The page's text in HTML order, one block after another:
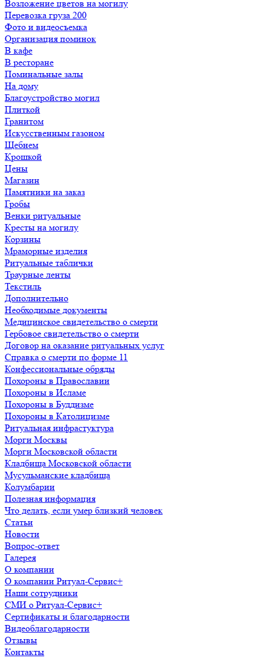
Возложение цветов на могилу
Перевозка груза 200
Фото и видеосъемка
Организация поминок
В кафе
В ресторане
Поминальные залы
На дому
Благоустройство могил
Плиткой
Гранитом
Искусственным газоном
Щебнем
Крошкой
Цены
Магазин
Памятники на заказ
Гробы
Венки ритуальные
Кресты на могилу
Корзины
Мраморные изделия
Ритуальные таблички
Траурные ленты
Текстиль
Дополнительно
Необходимые документы
Медицинское свидетельство о смерти
Гербовое свидетельство о смерти
Договор на оказание ритуальных услуг
Справка о смерти по форме 11
Конфессиональные обряды
Похороны в Православии
Похороны в Исламе
Похороны в Буддизме
Похороны в Католицизме
Ритуальная инфрастуктура
Морги Москвы
Морги Московской области
Кладбища Московской области
Мусульманские кладбища
Колумбарии
Полезная информация
Что делать, если умер близкий человек
Статьи
Новости
Вопрос-ответ
Галерея
О компании
О компании Ритуал-Сервис+
Наши сотрудники
СМИ о Ритуал-Сервис+
Сертификаты и благодарности
Видеоблагодарности
Отзывы
Контакты